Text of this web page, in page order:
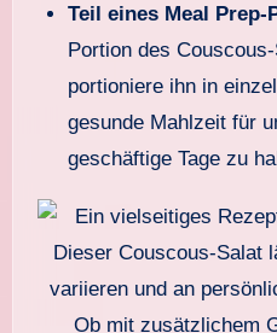
Teil eines Meal Prep-
Portion des
portioniere ihn in
gesunde Mahlzeit für
geschäftige Tage zu